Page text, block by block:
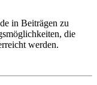
in Beiträgen zu
die
werden.